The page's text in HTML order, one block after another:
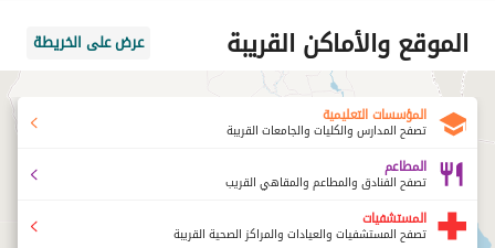
الموقع والأماكن القريبة عرض على الخريطة
المؤسسات التعليمية
تصفح المدارس والكليات والجامعات القريبة
المطاعم
تصفح الفنادق والمطاعم والمقاهي القريب
المستشفيات
تصفح المستشفيات والعيادات والمراكز الصحية القريبة